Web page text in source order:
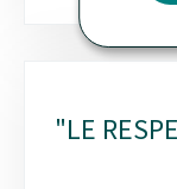
"LE